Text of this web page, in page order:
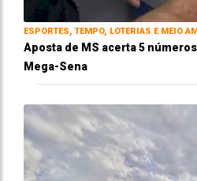
ESPORTES, TEMPO, LOTERIAS E MEIO
Aposta de MS acerta 5
Mega-Sena